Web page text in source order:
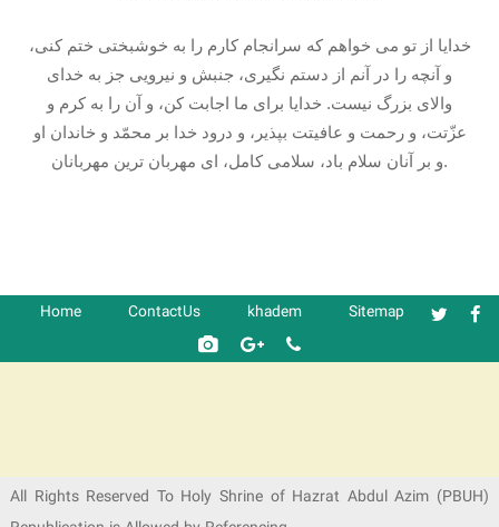
خدايا از تو می خواهم كه سرانجام كارم را به خوشبختى ختم كنى،
و آنچه را در آنم از دستم نگيرى، جنبش و نيرويى جز به خداى
والاى بزرگ نيست. خدايا براى ما اجابت كن، و آن را به كرم و
عزّتت، و رحمت و عافيتت بپذير، و درود خدا بر محمّد و خاندان او
و بر آنان سلام باد، سلامى كامل، اى مهربان ترين مهربانان.
Home ContactUs khadem Sitemap
All Rights Reserved To Holy Shrine of Hazrat Abdul Azim (PBUH)